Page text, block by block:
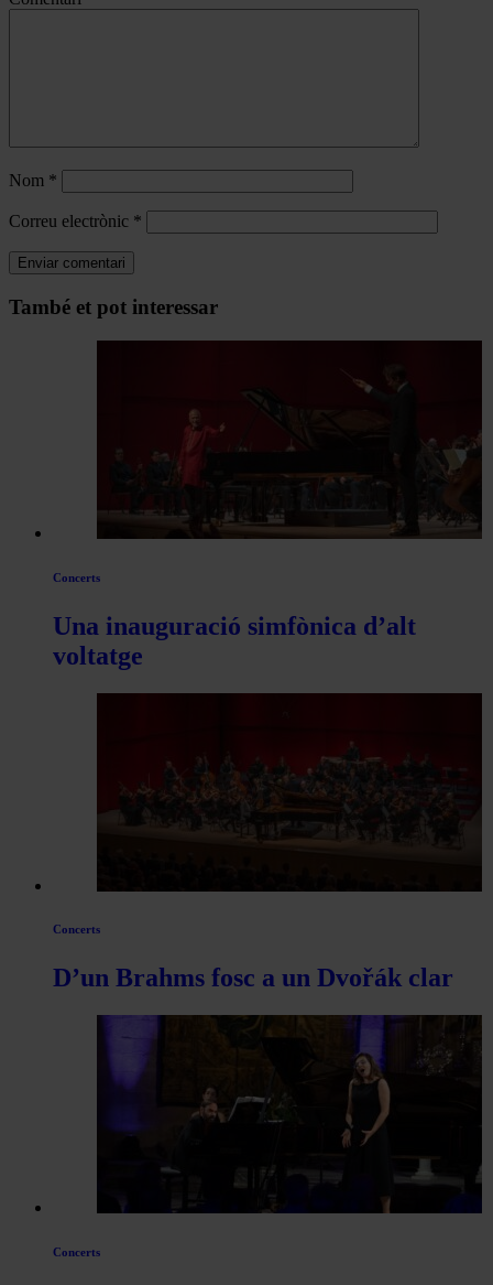
Nom *
Correu electrònic *
Navegar
També et pot interessar
Concerts
Una inauguració simfònica d’alt
voltatge
Concerts
D’un Brahms fosc a un Dvořák clar
Concerts